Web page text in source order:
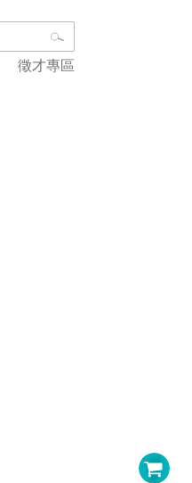
徵才專區